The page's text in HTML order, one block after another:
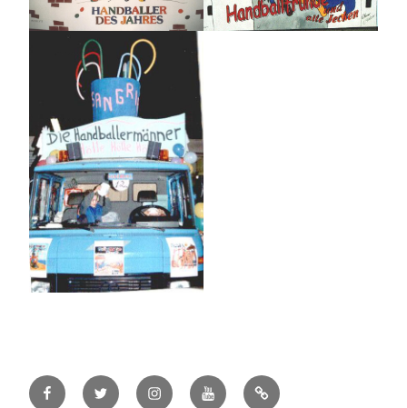
FacebookTwitter InstagramYouTube#78